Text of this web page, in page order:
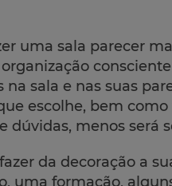
uma sala parecer
na sala e nas suas
escolhe, bem
dúvidas, menos será
da decoração a
uma formação,